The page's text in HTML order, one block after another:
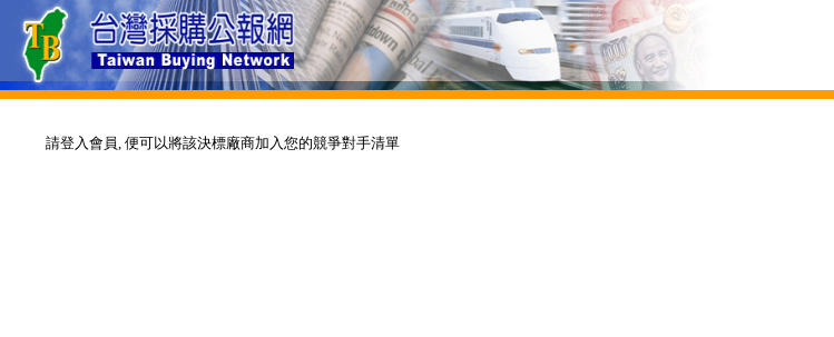
請登入會員, 便可以將該決標廠商加入您的競爭對手清單